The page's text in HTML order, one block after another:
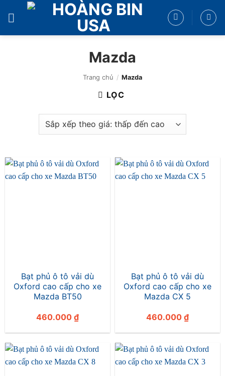
Mazda
Trang chủ / Mazda
LỌC
Bạt phủ ô tô vải dù
Oxford cao cấp cho xe
Mazda BT50
460.000 ₫
Bạt phủ ô tô vải dù
Oxford cao cấp cho xe
Mazda CX 5
460.000 ₫